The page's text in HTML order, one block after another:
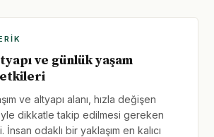
ve günlük yaşam
ve altyapı alanı, hızla değişen
dikkatle takip edilmesi gereken
İnsan odaklı bir yaklaşım en kalıcı